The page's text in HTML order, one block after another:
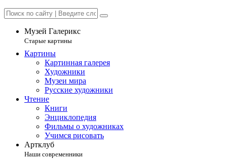
Музей Галерикс
Старые картины
Картины
Картинная галерея
Художники
Музеи мира
Русские художники
Чтение
Книги
Энциклопедия
Фильмы о художниках
Учимся рисовать
Артклуб
Наши современники